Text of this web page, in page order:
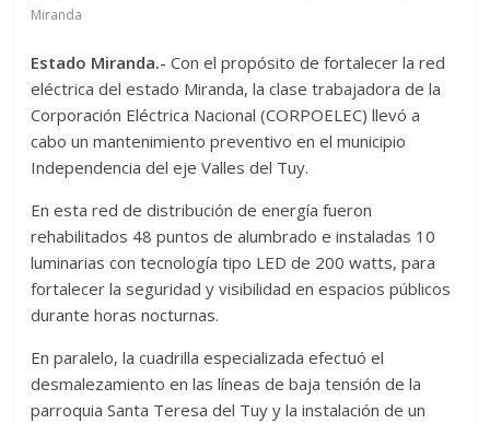
Miranda
Estado Miranda.- Con el propósito de fortalecer la red
eléctrica del estado Miranda, la clase trabajadora de la
Corporación Eléctrica Nacional (CORPOELEC) llevó a
cabo un mantenimiento preventivo en el municipio
Independencia del eje Valles del Tuy.
En esta red de distribución de energía fueron
rehabilitados 48 puntos de alumbrado e instaladas 10
luminarias con tecnología tipo LED de 200 watts, para
fortalecer la seguridad y visibilidad en espacios públicos
durante horas nocturnas.
En paralelo, la cuadrilla especializada efectuó el
desmalezamiento en las líneas de baja tensión de la
parroquia Santa Teresa del Tuy y la instalación de un